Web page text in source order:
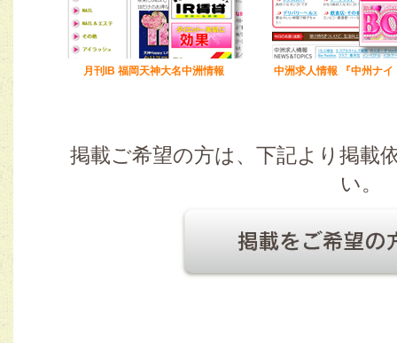
月刊IB 福岡天神大名中洲情報 中洲求人情報 『中州ナイ
掲載ご希望の方は、下記より掲載
い。